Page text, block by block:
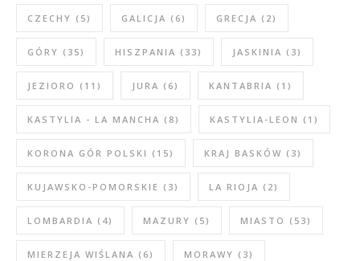
CZECHY (5) GALICJA (6) GRECJA (2)
GÓRY (35) HISZPANIA (33) JASKINIA (3)
JEZIORO (11) JURA (6) KANTABRIA (1)
KASTYLIA - LA MANCHA (8) KASTYLIA-LEON (1)
KORONA GÓR POLSKI (15) KRAJ BASKÓW (3)
KUJAWSKO-POMORSKIE (3) LA RIOJA (2)
LOMBARDIA (4) MAZURY (5) MIASTO (53)
MIERZEJA WIŚLANA (6) MORAWY (3)